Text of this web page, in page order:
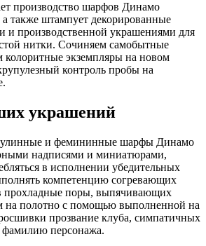
производство шарфов Динамо
также штампует декорированные
и производственной украшениями для
нитки. Сочиняем самобытные
колоритные экземпляры на новом
контроль пробы на
украшений
и фемининные шарфы Динамо
надписями и миниатюрами,
в исполнении убедительных
компетенцию согревающих
прохладные поры, выпячивающих
на полотно с помощью выполненной на
прозвание клуба, симпатичных
персонажа.